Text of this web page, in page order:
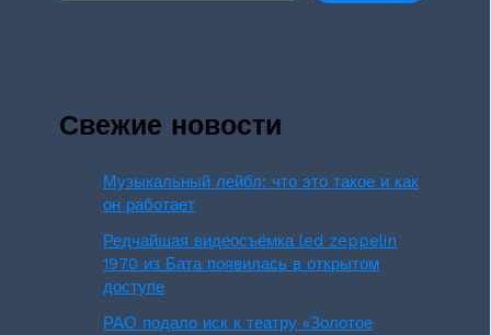
Свежие новости
Музыкальный лейбл: что это такое и как
он работает
Редчайшая видеосъёмка led zeppelin
1970 из Бата появилась в открытом
доступе
РАО подало иск к театру «Золотое